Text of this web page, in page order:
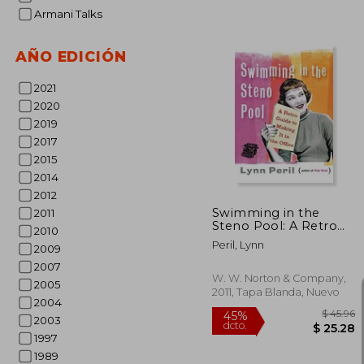
Armani Talks
AÑO EDICIÓN
2021
2020
2019
2017
2015
2014
2012
2011
2010
2009
2007
2005
2004
2003
1997
1989
45%
dcto.
Swimming in the
Steno Pool: A Retro
Guide to Making it in
the Office (en Inglés)
Peril, Lynn
W. W. Norton & Company,
2011, Tapa Blanda, Nuevo